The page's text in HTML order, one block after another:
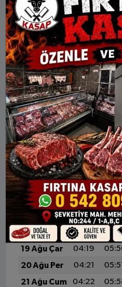
BARTIN AYLIK
İMSAK
8 Ağu Cts
04:02
9 Ağu Paz
04:04
10 Ağu Pts
04:06
11 Ağu Sal
04:07
12 Ağu Çar
04:09
13 Ağu Per
04:10
14 Ağu Cum
04:12
15 Ağu Cts
04:13
16 Ağu Paz
04:15
17 Ağu Pts
04:16
18 Ağu Sal
04:18
19 Ağu Çar
04:19
20 Ağu Per
04:21
21 Ağu Cum
04:22